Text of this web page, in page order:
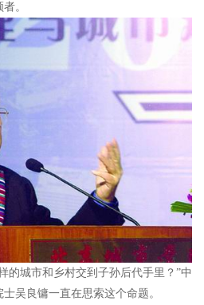
。
城市和乡村交到子孙后代手里？”中
吴良镛一直在思索这个命题。